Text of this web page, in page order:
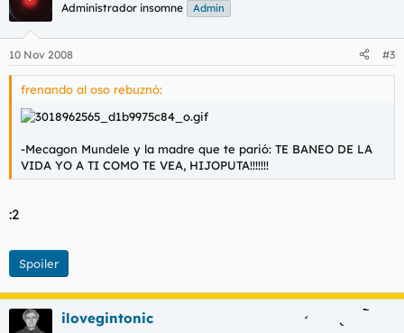
Administrador insomne Admin
10 Nov 2008 #3
frenando al oso rebuznó:
-Mecagon Mundele y la madre que te parió: TE BANEO DE LA
VIDA YO A TI COMO TE VEA, HIJOPUTA!!!!!!!
:2
Spoiler
ilovegintonic